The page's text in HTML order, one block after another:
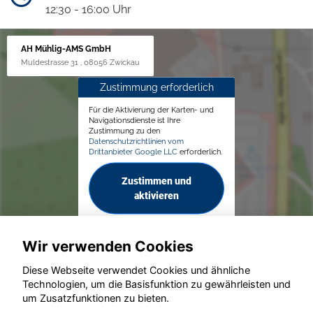
12:30 - 16:00 Uhr
AH Mühlig-AMS GmbH
Muldestrasse 31 , 08056 Zwickau
Zustimmung erforderlich
Für die Aktivierung der Karten- und
Navigationsdienste ist Ihre
Zustimmung zu den
Datenschutzrichtlinien vom
Drittanbieter Google LLC erforderlich.
Zustimmen und
aktivieren
© konjunkturmotor.de GmbH 2020 - 2026
Wir verwenden Cookies
Diese Webseite verwendet Cookies und ähnliche
Technologien, um die Basisfunktion zu gewährleisten und
um Zusatzfunktionen zu bieten.